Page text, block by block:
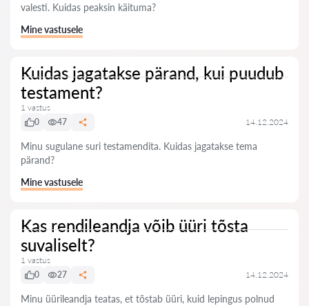
valesti. Kuidas peaksin käituma?
Mine vastusele
Kuidas jagatakse pärand, kui puudub
testament?
1 vastus
0
47 14.12.2024
Minu sugulane suri testamendita. Kuidas jagatakse tema
pärand?
Mine vastusele
Kas rendileandja võib üüri tõsta
suvaliselt?
1 vastus
0
27 14.12.2024
Minu üürileandja teatas, et tõstab üüri, kuid lepingus polnud